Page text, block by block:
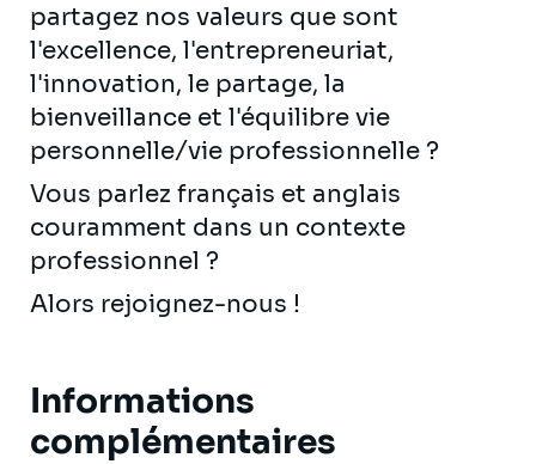
partagez nos valeurs que sont
l'excellence, l'entrepreneuriat,
l'innovation, le partage, la
bienveillance et l'équilibre vie
personnelle/vie professionnelle ?
Vous parlez français et anglais
couramment dans un contexte
professionnel ?
Alors rejoignez-nous !
Informations
complémentaires